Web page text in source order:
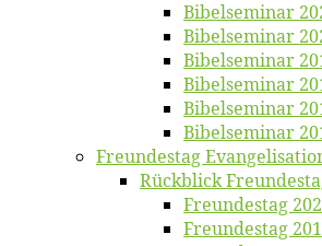
Bi­bel­se­mi­nar
Bi­bel­se­mi­nar
Bi­bel­se­mi­nar
Bi­bel­se­mi­nar
Bibelsemi­nar
Bibelsemi­nar
Freun­des­tag
Rück­blick
Freun­des­tag
Freun­des­tag